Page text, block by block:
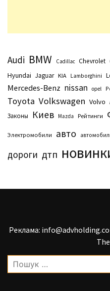
Audi BMW Cadillac Chevrolet
Hyundai Jaguar KIA Lamborghini
Mercedes-Benz nissan opel
Toyota Volkswagen Volvo
Законы Киев Маzda Рейтинги
Электромобили авто
дороги дтп
Реклама:
Пошук: